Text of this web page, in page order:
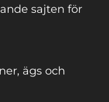
sajten för
ägs och